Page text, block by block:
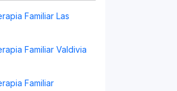
Familiar Las
Familiar Valdivia
Familiar